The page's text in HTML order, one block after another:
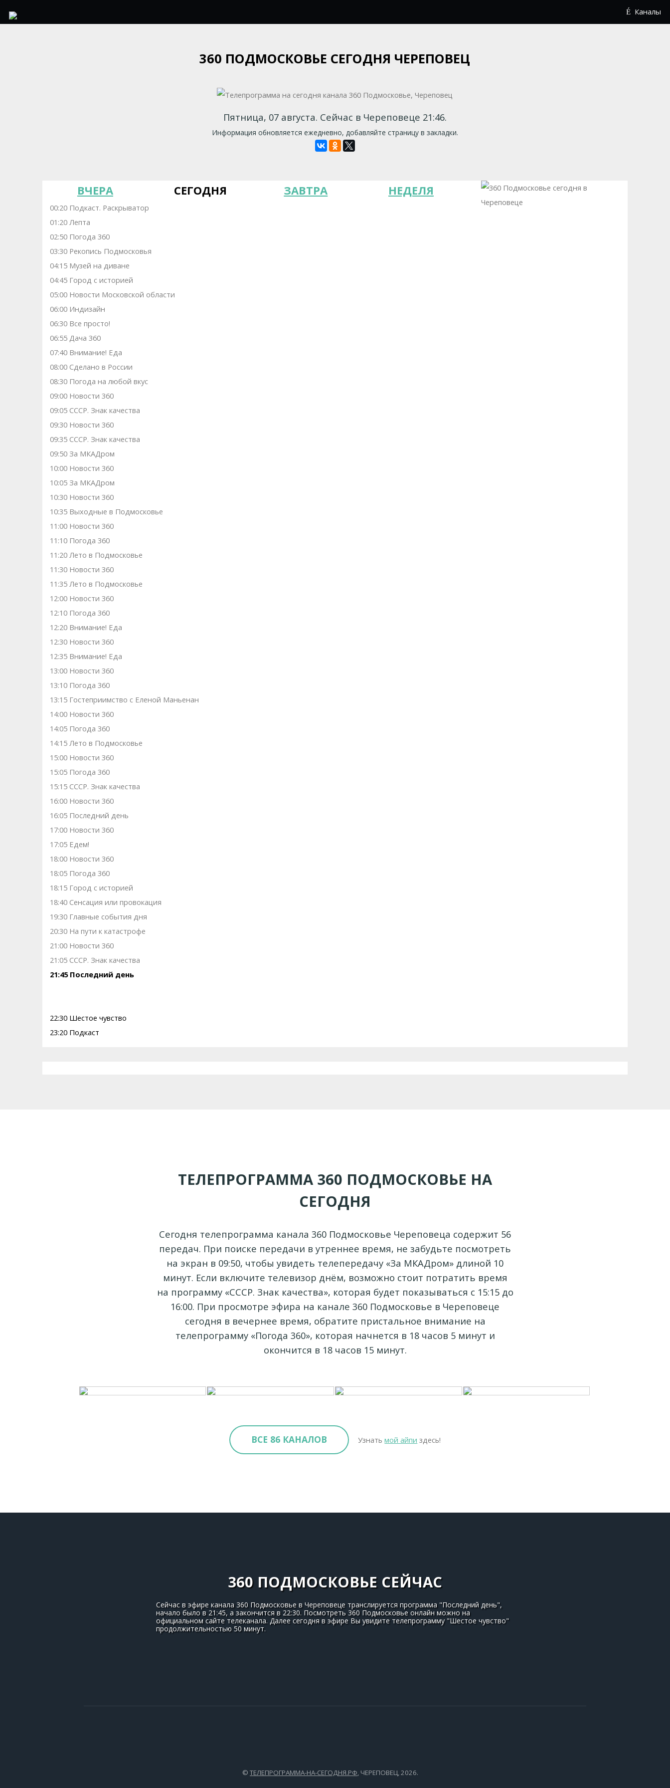
Каналы
360 ПОДМОСКОВЬЕ СЕГОДНЯ ЧЕРЕПОВЕЦ
Пятница, 07 августа. Сейчас в Череповеце 21:46.
Информация обновляется ежедневно, добавляйте страницу в закладки.
ВЧЕРА СЕГОДНЯ ЗАВТРА НЕДЕЛЯ
00:20 Подкаст. Раскрыватор
01:20 Лепта
02:50 Погода 360
03:30 Рекопись Подмосковья
04:15 Музей на диване
04:45 Город с историей
05:00 Новости Московской области
06:00 Индизайн
06:30 Все просто!
06:55 Дача 360
07:40 Внимание! Еда
08:00 Сделано в России
08:30 Погода на любой вкус
09:00 Новости 360
09:05 СССР. Знак качества
09:30 Новости 360
09:35 СССР. Знак качества
09:50 За МКАДром
10:00 Новости 360
10:05 За МКАДром
10:30 Новости 360
10:35 Выходные в Подмосковье
11:00 Новости 360
11:10 Погода 360
11:20 Лето в Подмосковье
11:30 Новости 360
11:35 Лето в Подмосковье
12:00 Новости 360
12:10 Погода 360
12:20 Внимание! Еда
12:30 Новости 360
12:35 Внимание! Еда
13:00 Новости 360
13:10 Погода 360
13:15 Гостеприимство с Еленой Маньенан
14:00 Новости 360
14:05 Погода 360
14:15 Лето в Подмосковье
15:00 Новости 360
15:05 Погода 360
15:15 СССР. Знак качества
16:00 Новости 360
16:05 Последний день
17:00 Новости 360
17:05 Едем!
18:00 Новости 360
18:05 Погода 360
18:15 Город с историей
18:40 Сенсация или провокация
19:30 Главные события дня
20:30 На пути к катастрофе
21:00 Новости 360
21:05 СССР. Знак качества
21:45 Последний день
22:30 Шестое чувство
23:20 Подкаст
ТЕЛЕПРОГРАММА 360 ПОДМОСКОВЬЕ НА
СЕГОДНЯ
Сегодня телепрограмма канала 360 Подмосковье Череповеца содержит 56
передач. При поиске передачи в утреннее время, не забудьте посмотреть
на экран в 09:50, чтобы увидеть телепередачу «За МКАДром» длиной 10
минут. Если включите телевизор днём, возможно стоит потратить время
на программу «СССР. Знак качества», которая будет показываться с 15:15 до
16:00. При просмотре эфира на канале 360 Подмосковье в Череповеце
сегодня в вечернее время, обратите пристальное внимание на
телепрограмму «Погода 360», которая начнется в 18 часов 5 минут и
окончится в 18 часов 15 минут.
ВСЕ 86 КАНАЛОВ Узнатьмой айпи здесь!
360 ПОДМОСКОВЬЕ СЕЙЧАС
Сейчас в эфире канала 360 Подмосковье в Череповеце транслируется программа "Последний день",
начало было в 21:45, а закончится в 22:30. Посмотреть 360 Подмосковье онлайн можно на
официальном сайте телеканала. Далее сегодня в эфире Вы увидите телепрограмму "Шестое чувство"
продолжительностью 50 минут.
© ТЕЛЕПРОГРАММА-НА-СЕГОДНЯ.РФ , ЧЕРЕПОВЕЦ, 2026.